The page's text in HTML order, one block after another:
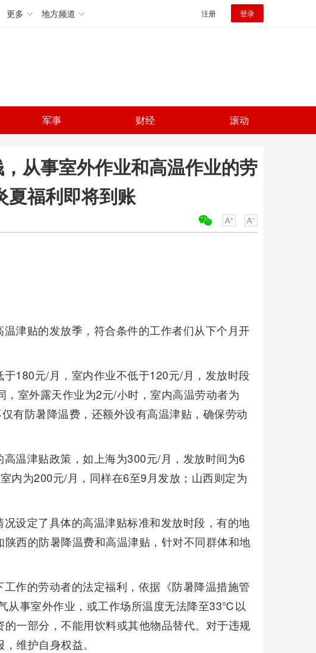
更多 地方频道 注册 登录
军事 财经 滚动
从事室外作业和高温作业的劳
福利即将到账
津贴的发放季，符合条件的工作者们从下个月开
180元/月，室内作业不低于120元/月，发放时段
室外露天作业为2元/小时，室内高温劳动者为
有防暑降温费，还额外设有高温津贴，确保劳动
高温津贴政策，如上海为300元/月，发放时间为6
内为200元/月，同样在6至9月发放；山西则定为
设定了具体的高温津贴标准和发放时段，有的地
西的防暑降温费和高温津贴，针对不同群体和地
作的劳动者的法定福利，依据《防暑降温措施管
事室外作业，或工作场所温度无法降至33℃以
一部分，不能用饮料或其他物品替代。对于违规
维护自身权益。